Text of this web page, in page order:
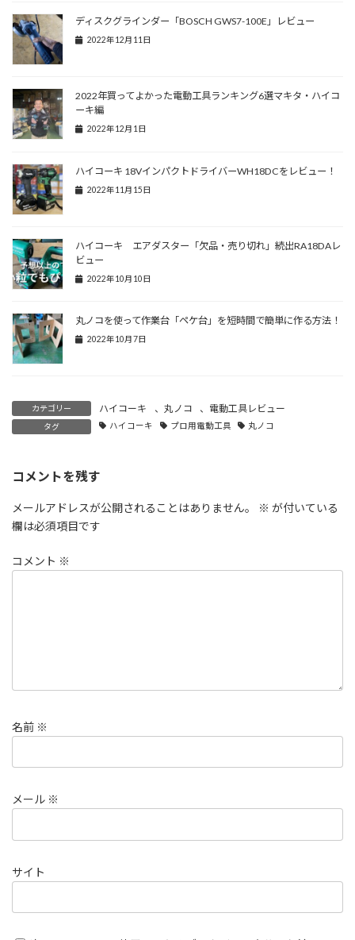
ディスクグラインダー「BOSCH GWS7-100E」レビュー
2022年12月11日
2022年買ってよかった電動工具ランキング6選マキタ・ハイコ
ーキ編
2022年12月1日
ハイコーキ 18VインパクトドライバーWH18DCをレビュー！
2022年11月15日
ハイコーキ エアダスター「欠品・売り切れ」続出RA18DAレ
ビュー
2022年10月10日
丸ノコを使って作業台「ペケ台」を短時間で簡単に作る方法！
2022年10月7日
カテゴリー ハイコーキ 、 丸ノコ 、 電動工具レビュー
タグ ハイコーキ プロ用電動工具 丸ノコ
コメントを残す
メールアドレスが公開されることはありません。 ※ が付いている
欄は必須項目です
コメント ※
名前 ※
メール ※
サイト